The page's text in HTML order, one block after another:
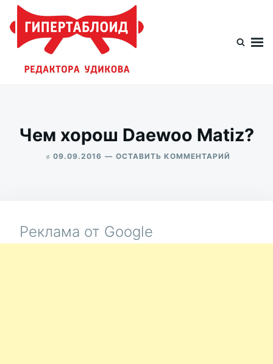
Перейти
содержимому
Искать:
Чем хорош Daewoo Matiz?
в 09.09.2016 ОСТАВИТЬ КОММЕНТАРИЙ
Реклама от Google